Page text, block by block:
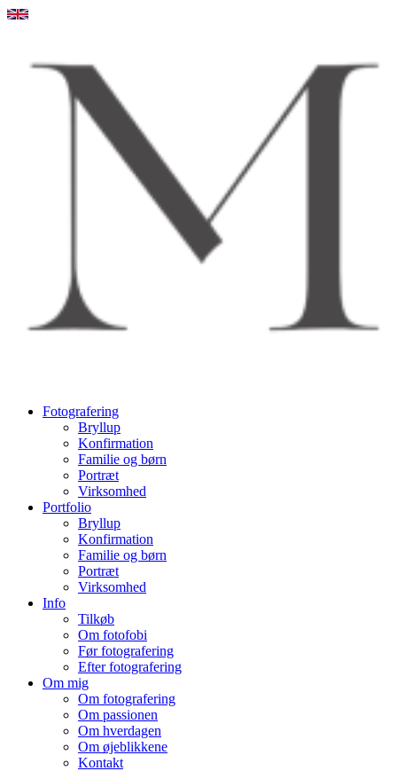
Videre
Fotografering
Bryllup
Konfirmation
Familie og børn
Portræt
Virksomhed
Portfolio
Bryllup
Konfirmation
Familie og børn
Portræt
Virksomhed
Info
Tilkøb
Om fotofobi
Før fotografering
Efter fotografering
Om mig
Om fotografering
Om passionen
Om hverdagen
Om øjeblikkene
Kontakt